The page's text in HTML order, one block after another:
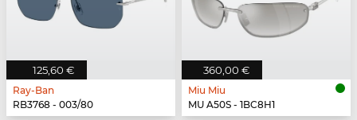
125,60 €
Ray-Ban
RB3768 - 003/80
360,00 €
Miu Miu
MU A50S - 1BC8H1